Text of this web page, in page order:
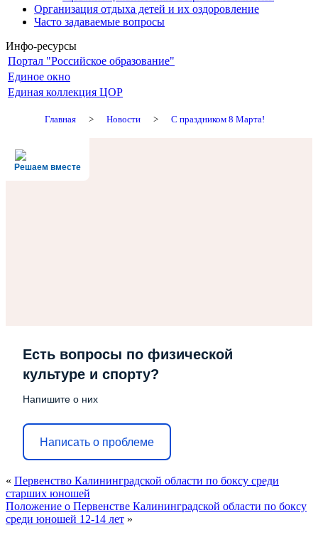
Организация отдыха детей и их оздоровление
Часто задаваемые вопросы
Инфо-ресурсы
Портал "Российское образование"
Единое окно
Единая коллекция ЦОР
Главная > Новости > С праздником 8 Марта!
Решаем вместе
Есть вопросы по физической
культуре и спорту?
Напишите о них
Написать о проблеме
« Первенство Калининградской области по боксу среди
старших юношей
Положение о Первенстве Калининградской области по боксу
среди юношей 12-14 лет »